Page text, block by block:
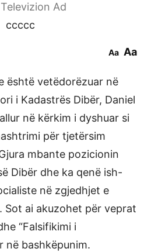
Ad
ccccc
Aa Aa
është vetëdorëzuar në
i Kadastrës Dibër, Daniel
në kërkim i dyshuar si
për tjetërsim
mbante pozicionin
Dibër dhe ka qenë ish-
në zgjedhjet e
Sot ai akuzohet për veprat
“Falsifikimi i
në bashkëpunim.